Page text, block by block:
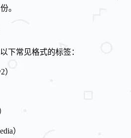
。
下常见格式的标签：
）